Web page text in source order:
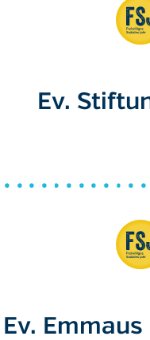
Ev.
Ev.